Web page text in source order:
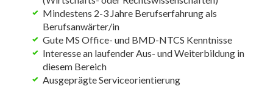
Mindestens 2-3 Jahre Berufserfahrung als
Berufsanwärter/in
Gute MS Office- und BMD-NTCS Kenntnisse
Interesse an laufender Aus- und Weiterbildung in
diesem Bereich
Ausgeprägte Serviceorientierung